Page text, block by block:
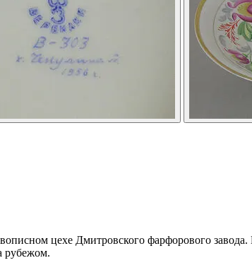
цехе Дмитровского фарфорового
рубежом.